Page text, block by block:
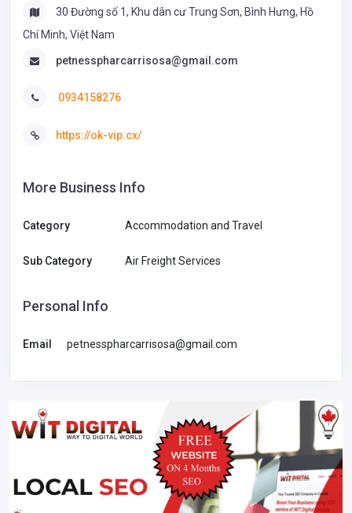
30 Đường số 1, Khu dân cư Trung Sơn, Bình Hưng, Hồ
Chí Minh, Việt Nam
petnesspharcarrisosa@gmail.com
0934158276
https://ok-vip.cx/
More Business Info
Category Accommodation and Travel
Sub Category Air Freight Services
Personal Info
Email petnesspharcarrisosa@gmail.com